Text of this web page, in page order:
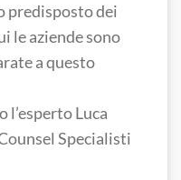
predisposto dei
le aziende sono
a questo
l’esperto Luca
Specialisti